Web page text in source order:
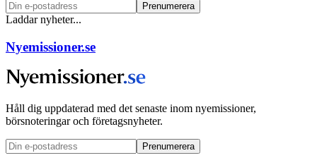
Prenumerera
Laddar nyheter...
Nyemissioner.se
Håll dig uppdaterad med det senaste inom nyemissioner,
börsnoteringar och företagsnyheter.
Prenumerera